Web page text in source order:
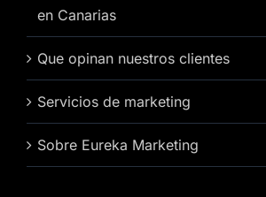
en Canarias
Que opinan nuestros clientes
Servicios de marketing
Sobre Eureka Marketing